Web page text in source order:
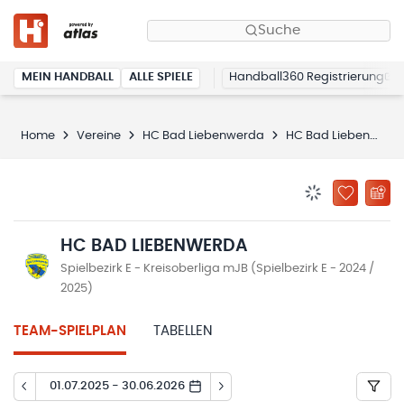
Suche
MEIN HANDBALL ALLE SPIELE Handball360 Registrierung
Home Vereine HC Bad Liebenwerda HC Bad Liebenwerda
ZU
HC BAD LIEBENWERDA
Spielbezirk E - Kreisoberliga mJB (Spielbezirk E - 2024 /
2025)
TEAM-SPIELPLAN TABELLEN
01.07.2025 - 30.06.2026